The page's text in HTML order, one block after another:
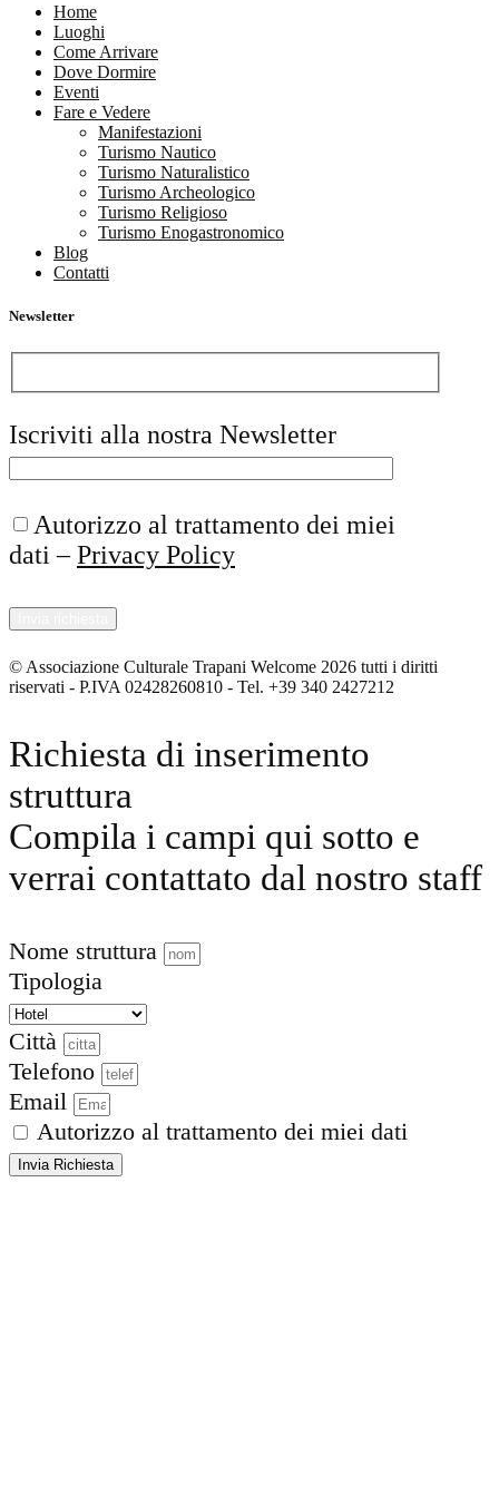
Home
Luoghi
Come Arrivare
Dove Dormire
Eventi
Fare e Vedere
Manifestazioni
Turismo Nautico
Turismo Naturalistico
Turismo Archeologico
Turismo Religioso
Turismo Enogastronomico
Blog
Contatti
Newsletter
Iscriviti alla nostra Newsletter
Autorizzo al trattamento dei miei
dati –Privacy Policy
© Associazione Culturale Trapani Welcome 2026 tutti i diritti
riservati - P.IVA 02428260810 - Tel. +39 340 2427212
Richiesta di inserimento
struttura
Compila i campi qui sotto e
verrai contattato dal nostro staff
Nome struttura
Tipologia
Città
Telefono
Email
Autorizzo al trattamento dei miei dati
Invia Richiesta